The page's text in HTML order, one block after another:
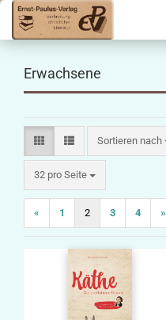
Erwachsene
Sortieren nach
Sortieren nach
32 pro Seite
pro Seite
« 1 2 3 4 »